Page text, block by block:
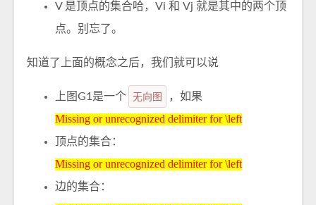
V 是顶点的集合哈，Vi 和 Vj 就是其中的两个顶
点。别忘了。
知道了上面的概念之后，我们就可以说
上图G1是一个 无向图 ，如果
Missing or unrecognized delimiter for \left
Missing or unrecognized delimiter for \left
顶点的集合：
Missing or unrecognized delimiter for \left
Missing or unrecognized delimiter for \left
边的集合：